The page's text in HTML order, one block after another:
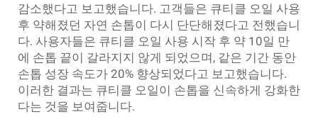
감소했다고 보고했습니다. 고객들은 큐티클 오일 사용
후 약해졌던 자연 손톱이 다시 단단해졌다고 전했습니
다. 사용자들은 큐티클 오일 사용 시작 후 약 10일 만
에 손톱 끝이 갈라지지 않게 되었으며, 같은 기간 동안
손톱 성장 속도가 20% 향상되었다고 보고했습니다.
이러한 결과는 큐티클 오일이 손톱을 신속하게 강화한
다는 것을 보여줍니다.